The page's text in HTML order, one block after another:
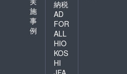
施
事
例
納税
AD
FOR
ALL
HIO
KOS
HI